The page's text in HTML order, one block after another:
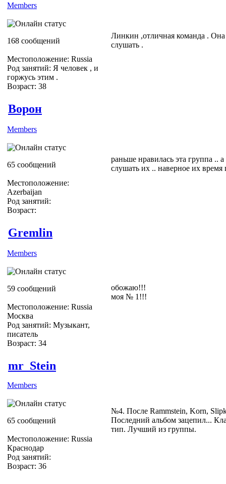
Members
168 сообщений
Местоположение: Russia
Род занятий: Я человек , и
горжусь этим .
Возраст: 38
Линкин ,отличная команда . Она
слушать .
Ворон
Members
65 сообщений
Местоположение:
Azerbaijan
Род занятий:
Возраст:
раньше нравилась эта группа
слушать их .. наверное их
Gremlin
Members
59 сообщений
Местоположение: Russia
Москва
Род занятий: Музыкант,
писатель
Возраст: 34
обожаю!!!
моя № 1!!!
mr_Stein
Members
65 сообщений
Местоположение: Russia
Краснодар
Род занятий:
Возраст: 36
№4. После Rammstein, Korn,
Последний альбом зацепил...
тип. Лучший из группы.